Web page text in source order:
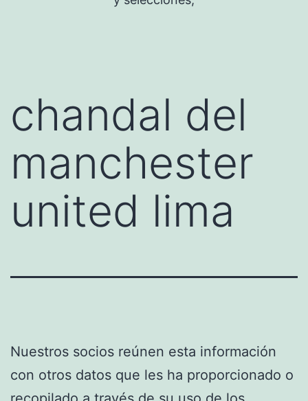
chandal del
manchester
united lima
Nuestros socios reúnen esta información
con otros datos que les ha proporcionado o